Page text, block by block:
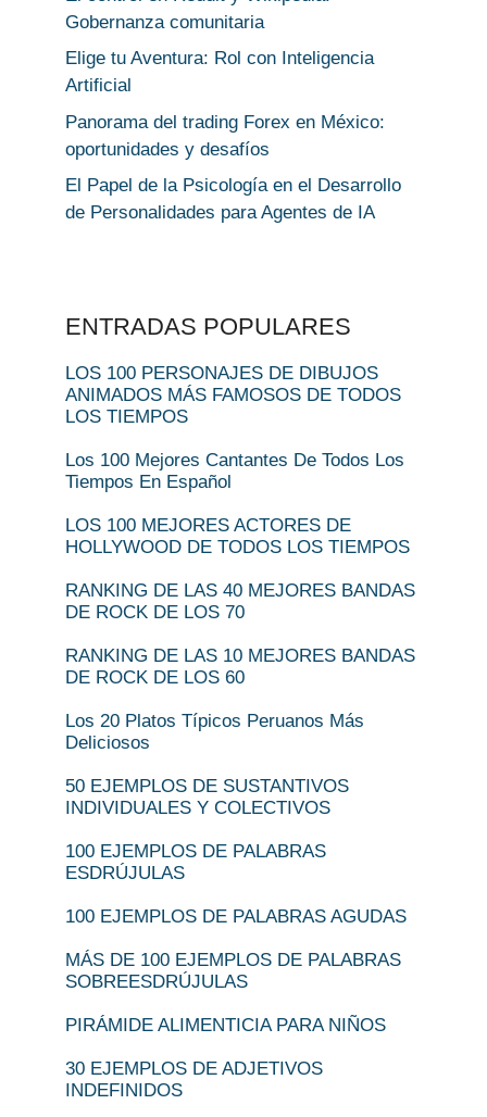
Gobernanza comunitaria
Elige tu Aventura: Rol con Inteligencia
Artificial
Panorama del trading Forex en México:
oportunidades y desafíos
El Papel de la Psicología en el Desarrollo
de Personalidades para Agentes de IA
ENTRADAS POPULARES
LOS 100 PERSONAJES DE DIBUJOS
ANIMADOS MÁS FAMOSOS DE TODOS
LOS TIEMPOS
Los 100 Mejores Cantantes De Todos Los
Tiempos En Español
LOS 100 MEJORES ACTORES DE
HOLLYWOOD DE TODOS LOS TIEMPOS
RANKING DE LAS 40 MEJORES BANDAS
DE ROCK DE LOS 70
RANKING DE LAS 10 MEJORES BANDAS
DE ROCK DE LOS 60
Los 20 Platos Típicos Peruanos Más
Deliciosos
50 EJEMPLOS DE SUSTANTIVOS
INDIVIDUALES Y COLECTIVOS
100 EJEMPLOS DE PALABRAS
ESDRÚJULAS
100 EJEMPLOS DE PALABRAS AGUDAS
MÁS DE 100 EJEMPLOS DE PALABRAS
SOBREESDRÚJULAS
PIRÁMIDE ALIMENTICIA PARA NIÑOS
30 EJEMPLOS DE ADJETIVOS
INDEFINIDOS